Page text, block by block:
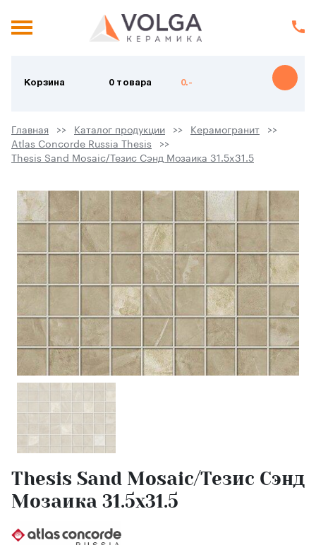
Корзина 0 товара 0.-
Главная Каталог продукции
Керамогранит
Atlas Concorde Russia Thesis
Thesis Sand Mosaic/Тезис Сэнд Мозаика 31.5x31.5
Thesis Sand Mosaic/Тезис Сэнд
Мозаика 31.5x31.5